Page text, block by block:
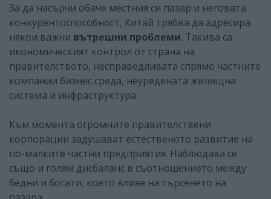
За да насърчи обаче местния си пазар и неговата
конкурентоспособност, Китай трябва да адресира
някои важни вътрешни проблеми. Такива са
икономическият контрол от страна на
правителството, несправедливата спрямо частните
компании бизнес среда, неуредената жилищна
система и инфраструктура.
Към момента огромните правителствени
корпорации задушават естественото развитие на
по-малките частни предприятия. Наблюдава се
също и голям дисбаланс в съотношението между
бедни и богати, което влияе на търсенето на